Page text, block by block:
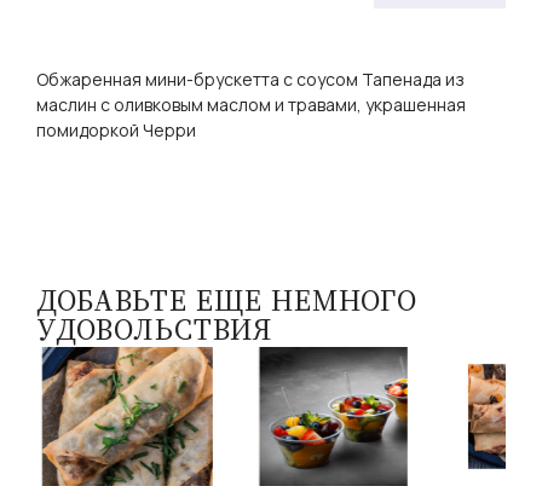
Обжаренная мини-брускетта с соусом Тапенада из
маслин с оливковым маслом и травами, украшенная
помидоркой Черри
ДОБАВЬТЕ ЕЩЕ НЕМНОГО
УДОВОЛЬСТВИЯ